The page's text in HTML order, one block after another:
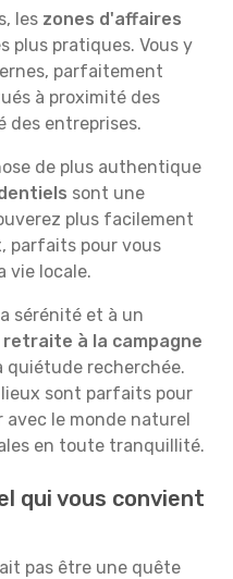
les zones d'affaires
plus pratiques. Vous y
parfaitement
à proximité des
des entreprises.
de plus authentique
sont une
plus facilement
parfaits pour vous
vie locale.
sérénité et à un
retraite à la campagne
quiétude recherchée.
sont parfaits pour
avec le monde naturel
en toute tranquillité.
qui vous convient
pas être une quête